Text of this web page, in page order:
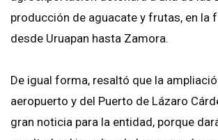
producción de aguacate y frutas, en la
desde Uruapan hasta Zamora.
De igual forma, resaltó que la
aeropuerto y del Puerto de Lázaro
gran noticia para la entidad, porque